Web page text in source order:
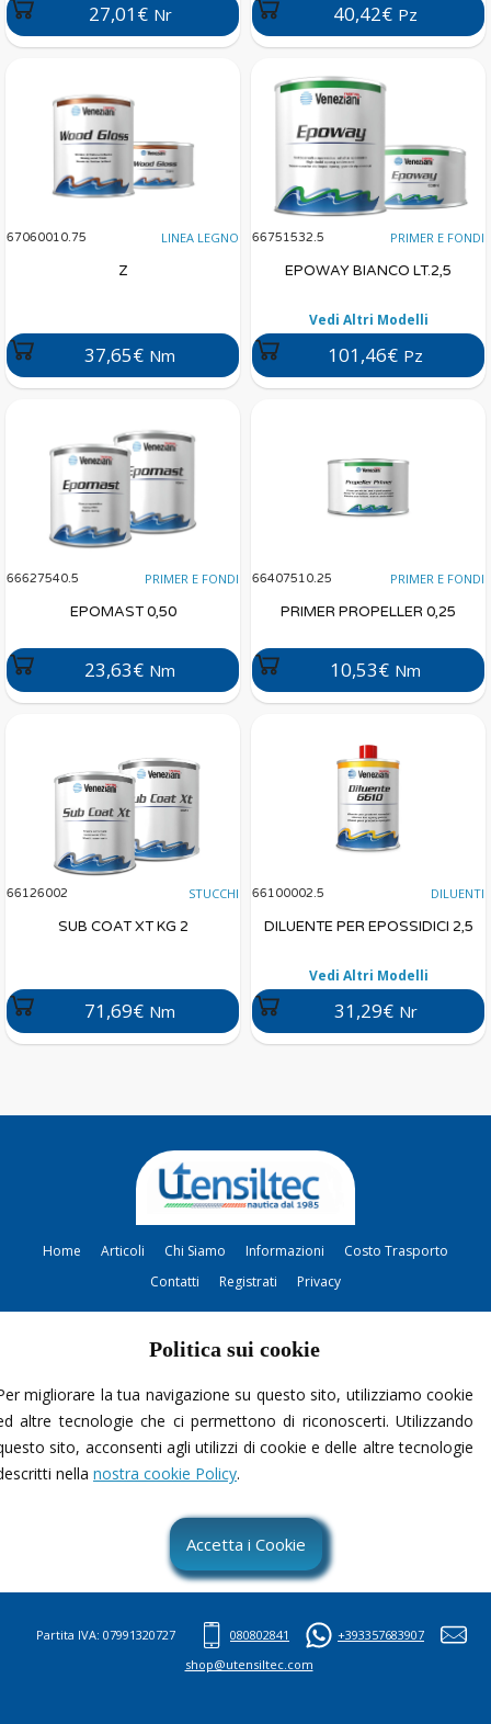
27,01€ Nr 40,42€ Pz
67060010.75 LINEA LEGNO
Z
37,65€ Nm
66751532.5 PRIMER E FONDI
EPOWAY BIANCO LT.2,5
Vedi Altri Modelli
101,46€ Pz
66627540.5 PRIMER E FONDI
EPOMAST 0,50
23,63€ Nm
66407510.25 PRIMER E FONDI
PRIMER PROPELLER 0,25
10,53€ Nm
66126002 STUCCHI
SUB COAT XT KG 2
71,69€ Nm
66100002.5 DILUENTI
DILUENTE PER EPOSSIDICI 2,5
Vedi Altri Modelli
31,29€ Nr
Contattami
Politica sui cookie
migliorare la tua navigazione su questo sito, utilizziamo cookie
altre tecnologie che ci permettono di riconoscerti. Utilizzando
sito, acconsenti agli utilizzi di cookie e delle altre tecnologie
nellanostra cookie Policy.
Accetta i Cookie
Home Articoli Chi Siamo Informazioni
Costo Trasporto
Contatti
Registrati Privacy
Partita IVA: 07991320727 080802841
+393357683907
shop@utensiltec.com